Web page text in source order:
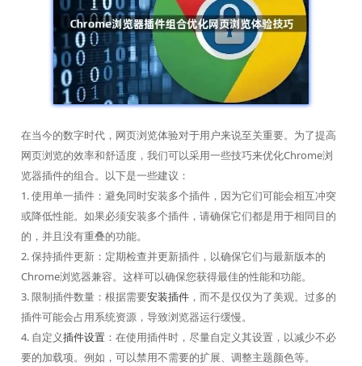
在当今的数字时代，网页浏览体验对于用户来说至关重要。为了提高
网页浏览的效率和舒适度，我们可以采用一些技巧来优化Chrome浏
览器插件的组合。以下是一些建议：
1. 使用单一插件：避免同时安装多个插件，因为它们可能会相互冲突
或降低性能。如果必须安装多个插件，请确保它们都是用于相同目的
的，并且没有重叠的功能。
2. 保持插件更新：定期检查并更新插件，以确保它们与最新版本的
Chrome浏览器兼容。这样可以确保您获得最佳的性能和功能。
3. 限制插件数量：根据需要安装插件，而不是仅仅为了美观。过多的
插件可能会占用系统资源，导致浏览器运行缓慢。
4. 自定义插件设置：在使用插件时，尽量自定义其设置，以减少不必
要的加载项。例如，可以禁用不需要的扩展、调整主题颜色等。